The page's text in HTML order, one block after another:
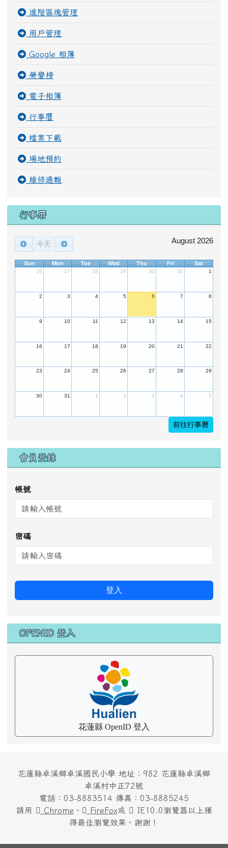
進階區塊管理
用戶管理
Google 相簿
榮譽榜
電子相簿
行事曆
檔案下載
場地預約
維修通報
行事曆
今天 August 2026
Sun Mon Tue Wed Thu Fri Sat
26 27 28 29 30 31 1
2 3 4 5 6 7 8
9 10 11 12 13 14 15
16 17 18 19 20 21 22
23 24 25 26 27 28 29
30 31 1 2 3 4 5
前往行事曆
會員登錄
帳號
密碼
登入
OPENID 登入
花蓮縣 OpenID 登入
花蓮縣卓溪鄉卓溪國民小學 地址：982 花蓮縣卓溪鄉
卓溪村中正72號
電話：03-8883514 傳真：03-8885245
請用
Chrome 、 FireFox或
IE10.0瀏覽器以上獲
得最佳瀏覽效果，謝謝！